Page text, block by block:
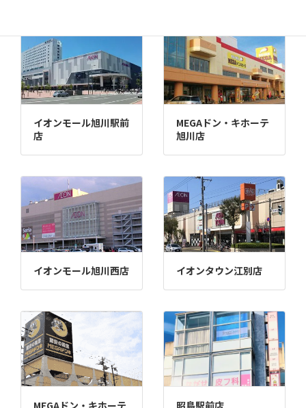
イオンモール旭川駅前
店
MEGAドン・キホーテ
旭川店
イオンモール旭川西店 イオンタウン江別店
MEGAドン・キホーテ
昭島駅前店